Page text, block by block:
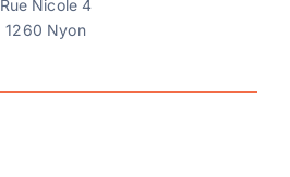
Rue Nicole 4
1260 Nyon